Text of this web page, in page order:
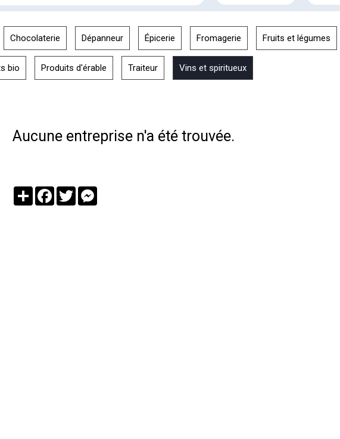
Chocolaterie Dépanneur Épicerie Fromagerie Fruits et légumes
bio Produits d'érable Traiteur Vins et spiritueux
Aucune entreprise n'a été trouvée.
PartagerFacebook
Twitter